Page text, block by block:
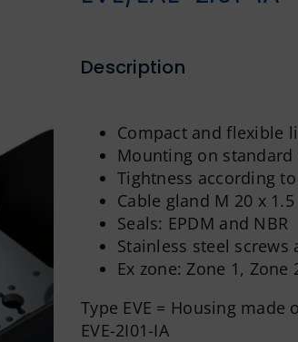
Description
Compact and flexible
Mounting on standard
Tightness according
Cable gland M 20 x 1.5
Seals: EPDM and NBR
Stainless steel screws
Ex zone: Zone 1, Zone
Type EVE = Housing made
EVE-2I01-IA